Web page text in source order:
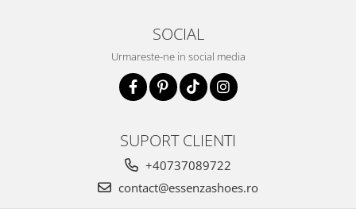
SOCIAL
Urmareste-ne in social media
SUPORT CLIENTI
+40737089722
contact@essenzashoes.ro